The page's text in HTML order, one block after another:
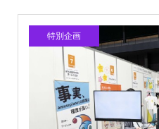
特別企画